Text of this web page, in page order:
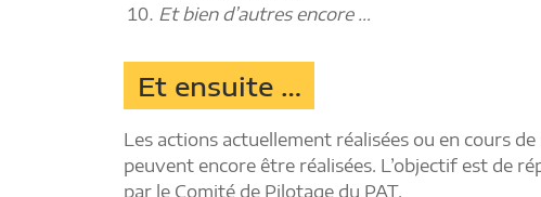
Et bien d’autres encore …
Et ensuite …
Les actions actuellement réalisées ou en cours
peuvent encore être réalisées. L’objectif est de
par le Comité de Pilotage du PAT.